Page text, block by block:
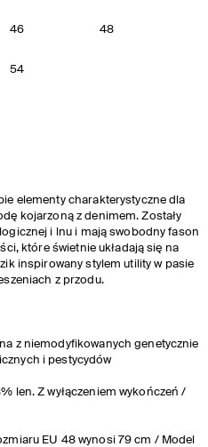
46 48
54
elementy charakterystyczne dla
kojarzoną z denimem. Zostały
i lnu i mają swobodny fason
które świetnie układają się na
inspirowany stylem utility w pasie
z przodu.
z niemodyfikowanych genetycznie
i pestycydów
len. Z wyłączeniem wykończeń /
EU 48 wynosi 79 cm / Model